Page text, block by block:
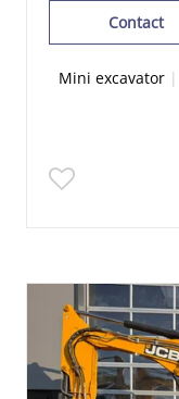
Contact
Mini excavator |